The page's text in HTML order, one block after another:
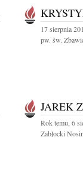
17 sierpnia
pw. św.
JAREK
Rok temu, 6
Zabłocki